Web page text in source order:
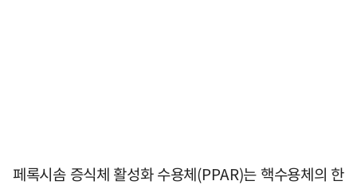
페록시솜 증식체 활성화 수용체(PPAR)는 핵수용체의 한